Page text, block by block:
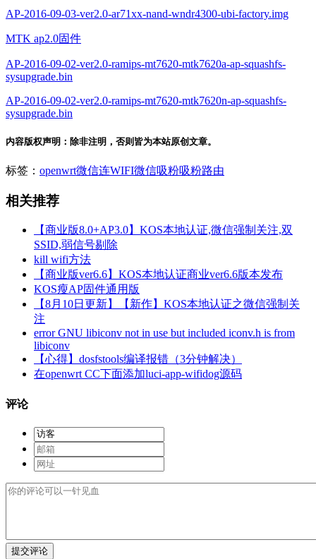
AP-2016-09-03-ver2.0-ar71xx-nand-wndr4300-ubi-factory.img
MTK ap2.0固件
AP-2016-09-02-ver2.0-ramips-mt7620-mtk7620a-ap-squashfs-
sysupgrade.bin
AP-2016-09-02-ver2.0-ramips-mt7620-mtk7620n-ap-squashfs-
sysupgrade.bin
内容版权声明：除非注明，否则皆为本站原创文章。
标签： openwrt微信连WIFI微信吸粉吸粉路由
相关推荐
【商业版8.0+AP3.0】KOS本地认证,微信强制关注,双
SSID,弱信号剔除
kill wifi方法
【商业版ver6.6】KOS本地认证商业ver6.6版本发布
KOS瘦AP固件通用版
【8月10日更新】【新作】KOS本地认证之微信强制关
注
error GNU libiconv not in use but included iconv.h is from
libiconv
【心得】dosfstools编译报错（3分钟解决）
在openwrt CC下面添加luci-app-wifidog源码
评论
提交评论